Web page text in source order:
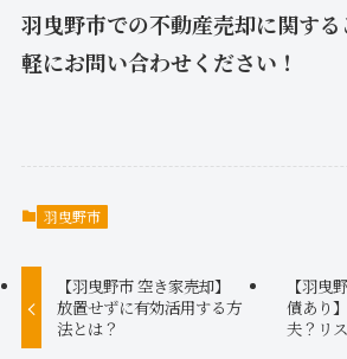
羽曳野市での不動産売却に関す
軽にお問い合わせください！
羽曳野市
【羽曳野市 空き家売却】
放置せずに有効活用する方
法とは？
【羽曳
債あり
夫？リ